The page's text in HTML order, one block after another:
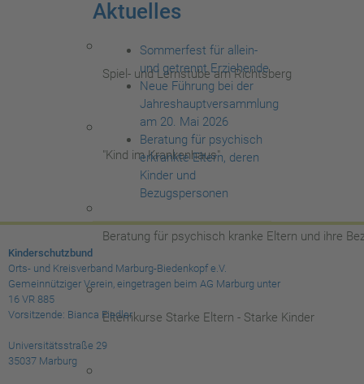
Spiel- und Lernstube am Richtsberg
"Kind im Krankenhaus"
Beratung für psychisch kranke Eltern und ihre
Elternkurse Starke Eltern - Starke Kinder
Aktuelles
Sommerfest für allein-
und getrennt Erziehende
Neue Führung bei der
Jahreshauptversammlung
am 20. Mai 2026
Beratung für psychisch
erkrankte Eltern, deren
Kinder und
Bezugspersonen
Kinderschutzbund
Orts- und Kreisverband Marburg-Biedenkopf e.V.
Gemeinnütziger Verein, eingetragen beim AG Marburg unter
16 VR 885
Vorsitzende: Bianca Fiedler
Universitätsstraße 29
35037 Marburg